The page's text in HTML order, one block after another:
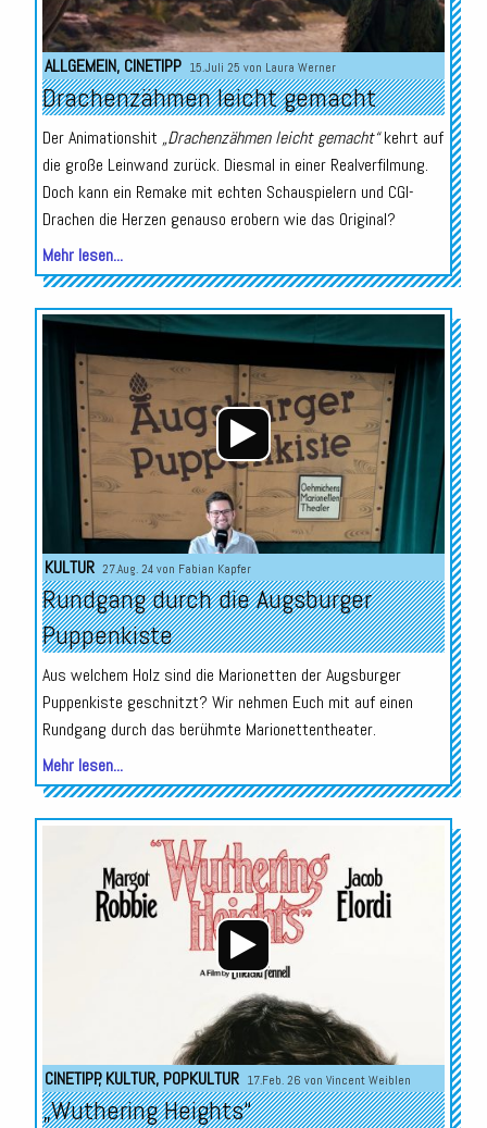
ALLGEMEIN, CINETIPP 15.Juli 25 von Laura Werner
Drachenzähmen leicht gemacht
Der Animationshit „Drachenzähmen leicht gemacht“kehrt auf
die große Leinwand zurück. Diesmal in einer Realverfilmung.
Doch kann ein Remake mit echten Schauspielern und CGI-
Drachen die Herzen genauso erobern wie das Original?
Mehr lesen...
Audio-
Player
KULTUR 27.Aug. 24 von Fabian Kapfer
Rundgang durch die Augsburger
Puppenkiste
Aus welchem Holz sind die Marionetten der Augsburger
Puppenkiste geschnitzt? Wir nehmen Euch mit auf einen
Rundgang durch das berühmte Marionettentheater.
Mehr lesen...
Audio-
Player
CINETIPP,KULTUR, POPKULTUR 17.Feb. 26 von Vincent Weiblen
„Wuthering Heights“